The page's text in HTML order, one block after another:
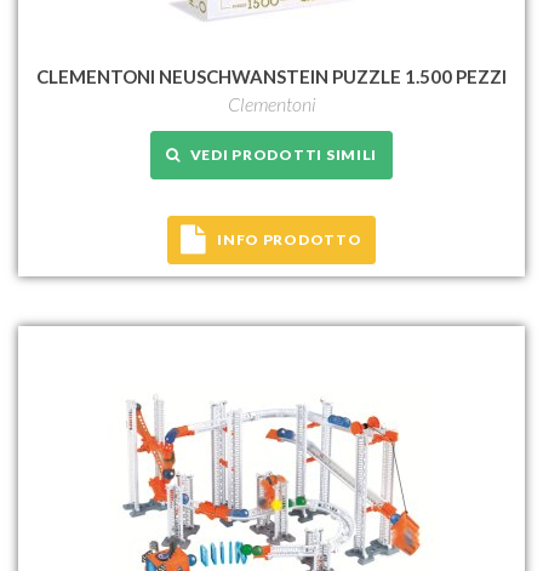
CLEMENTONI NEUSCHWANSTEIN PUZZLE 1.500 PEZZI
Clementoni
VEDI PRODOTTI SIMILI
INFO PRODOTTO